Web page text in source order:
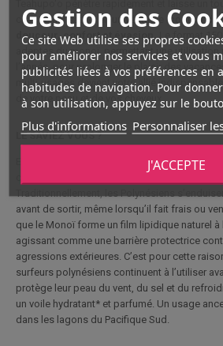
Gestion des
Ce site Web utilise ses propres
pour améliorer nos services et vous
publicités liées à vos préférences en
habitudes de navigation. Pour
à son utilisation, appuyez sur le
Plus d'informations Personnaliser
J'ACCEPTE
chaque utilisation en un véritable moment de
douceur, confort et évasion.
Le format
adeptes du monoï, permettant une utilisation
l’année, pour prolonger le plaisir des
multi-usages devient votre allié indispensable
de votre peau et de vos cheveux.
LE SAVIEZ VOUS ?
En Polynésie, le Monoï n’est pas utilisé
avant de sortir, même lorsqu’il fait frais ou
que le Monoï forme un film lipidique naturel à
agissant comme une barrière protectrice
agressions extérieures. C’est pour cette
surfeurs polynésiens continuent à l’utiliser
protège leur peau du vent, du sel et du
un voile hydratant* et parfumé. Un usage
dans les lagons du Pacifique Sud.